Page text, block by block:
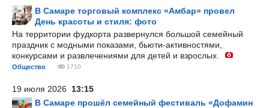
В Самаре торговый комплекс «Амбар» провел
День красоты и стиля: фото
На территории фудкорта развернулся большой семейный
праздник с модными показами, бьюти-активностями,
конкурсами и развлечениями для детей и взрослых.
Общество 1710
19 июля 2026 13:15
В Самаре прошёл семейный фестиваль «Дофамин